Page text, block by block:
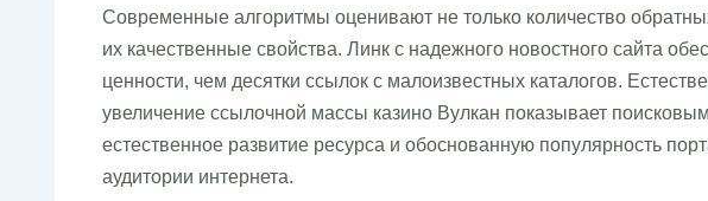
Современные алгоритмы оценивают не только количество
их качественные свойства. Линк с надежного новостного сайта
ценности, чем десятки ссылок с малоизвестных каталогов.
увеличение ссылочной массы казино Вулкан показывает
естественное развитие ресурса и обоснованную популярность
аудитории интернета.